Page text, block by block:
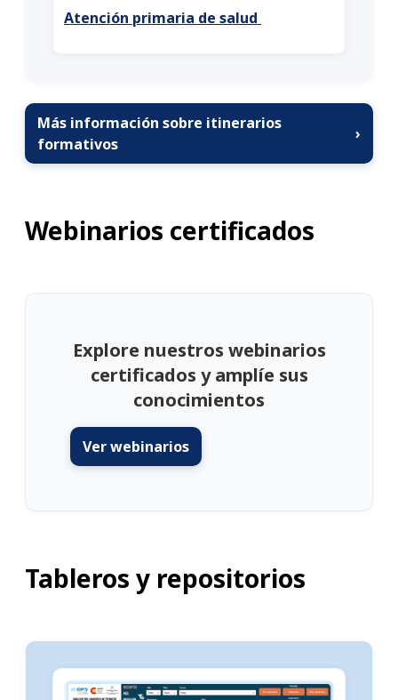
Atención primaria de salud
Más información sobre itinerarios
formativos
›
Webinarios certificados
Explore nuestros webinarios
certificados y amplíe sus
conocimientos
Ver webinarios
Tableros y repositorios